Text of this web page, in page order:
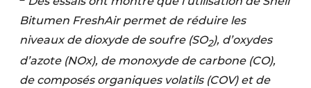
Bitumen FreshAir permet de réduire les
niveaux de dioxyde de soufre (SO2), d’oxydes
d’azote (NOx), de monoxyde de carbone (CO),
de composés organiques volatils (COV) et de